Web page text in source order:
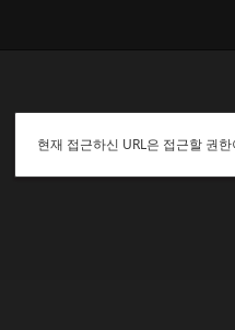
현재 접근하신 URL은 접근할 권